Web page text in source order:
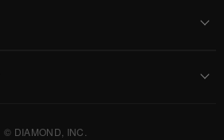
© DIAMOND, INC.